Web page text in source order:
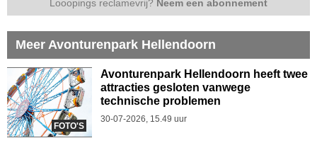
Looopings reclamevrij? Neem een abonnement
Meer Avonturenpark Hellendoorn
FOTO'S
Avonturenpark Hellendoorn heeft twee
attracties gesloten vanwege
technische problemen
30-07-2026, 15.49 uur